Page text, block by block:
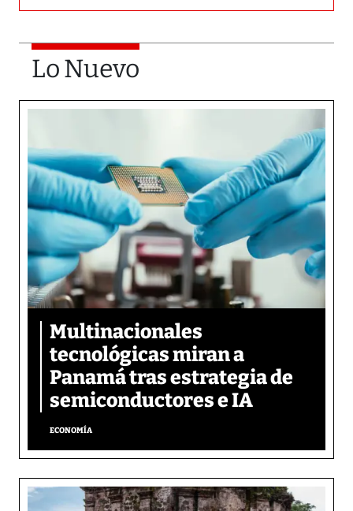
Lo Nuevo
Multinacionales
tecnológicas miran a
Panamá tras estrategia de
semiconductores e IA
ECONOMÍA